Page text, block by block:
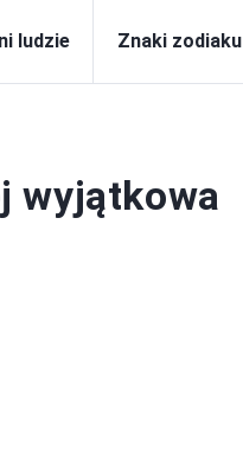
ludzie Znaki zodiaku
wyjątkowa